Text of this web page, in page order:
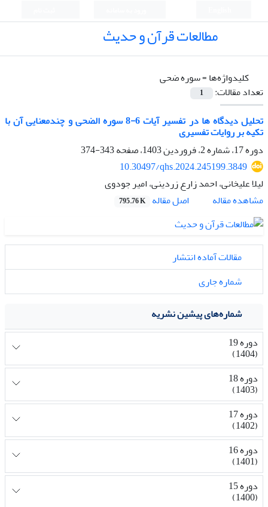
مطالعات قرآن و حدیث
کلیدواژه‌ها =سوره ضحی
تعداد مقالات:
1
تحلیل دیدگاه ها در تفسیر آیات 6-8 سوره الضحی و چندمعنایی آن با
تکیه بر روایات تفسیری
دوره 17، شماره 2، فروردین 1403، صفحه
343-374
10.30497/qhs.2024.245199.3849
لیلا علیخانی، احمد زارع زردینی، امیر جودوی
مشاهده مقاله
اصل مقاله 795.76 K
مقالات آماده انتشار
شماره جاری
شماره‌های پیشین نشریه
دوره 19
(1404)
دوره 18
(1403)
دوره 17
(1402)
دوره 16
(1401)
دوره 15
(1400)